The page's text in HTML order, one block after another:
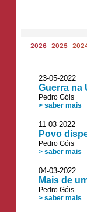
2026 2025
23-05-
Guerra na
Pedro Góis
> saber mais
11-03-2022
Povo
Pedro Góis
> saber mais
04-03-
Mais de
Pedro Góis
> saber mais